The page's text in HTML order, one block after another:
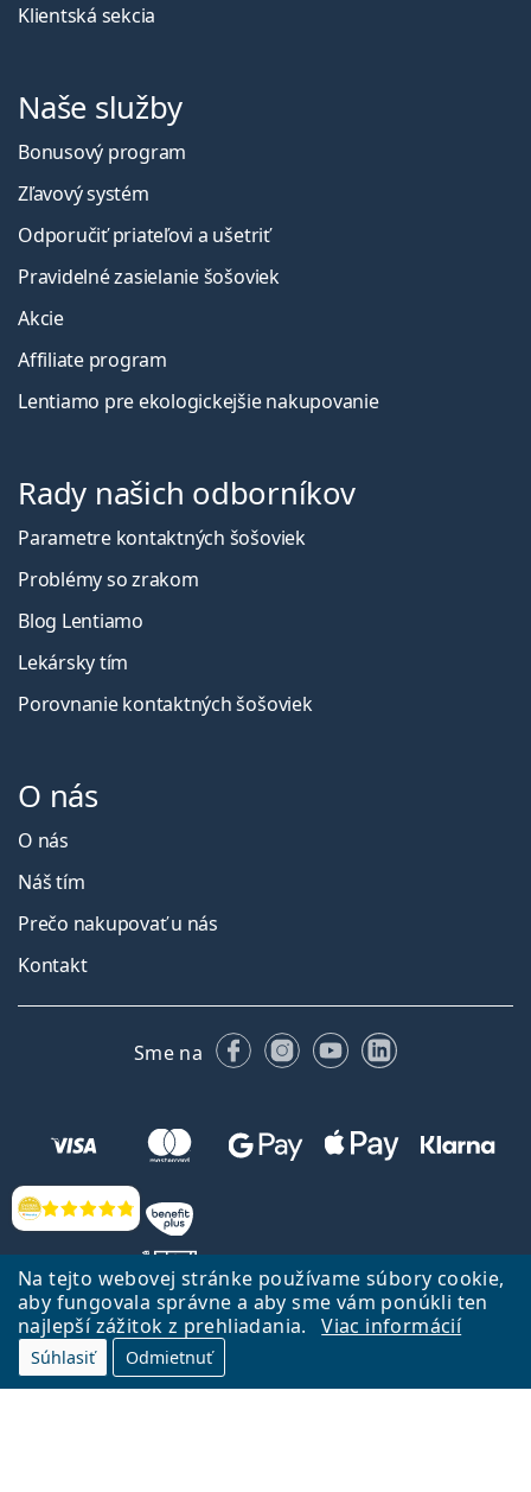
Na tejto webovej stránke používame súbory cookie,
aby fungovala správne a aby sme vám ponúkli ten
najlepší zážitok z prehliadania.
Viac informácií
Súhlasiť Odmietnuť
Hodnotenia
Klientská sekcia
Naše služby
Bonusový program
Zľavový systém
Odporučiť priateľovi a ušetriť
Pravidelné zasielanie šošoviek
Akcie
Affiliate program
Lentiamo pre ekologickejšie nakupovanie
Rady našich odborníkov
Parametre kontaktných šošoviek
Problémy so zrakom
Blog Lentiamo
Lekársky tím
Porovnanie kontaktných šošoviek
O nás
O nás
Náš tím
Prečo nakupovať u nás
Kontakt
Sme na FacebookuInstagrame
YouTubeLinkedIn
Späť na Úvodnu stránku
Lentiamo.sk vlastní a prevádzkuje spoločnosť Lentiamo s.r.o., Česká